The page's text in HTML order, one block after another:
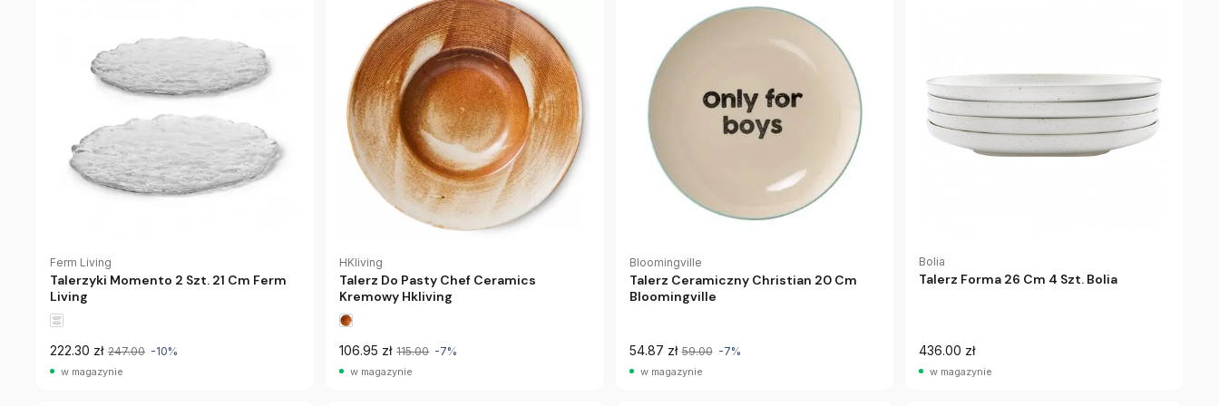
Ferm Living
Talerzyki Momento 2 Szt. 21 Cm Ferm
Living
222.30 zł 247.00 -10%
w magazynie
HKliving
Talerz Do Pasty Chef Ceramics
Kremowy Hkliving
106.95 zł 115.00 -7%
w magazynie
Bloomingville
Talerz Ceramiczny Christian 20 Cm
Bloomingville
54.87 zł 59.00 -7%
w magazynie
Bolia
Talerz Forma 26 Cm 4 Szt. Bolia
436.00 zł
w magazynie